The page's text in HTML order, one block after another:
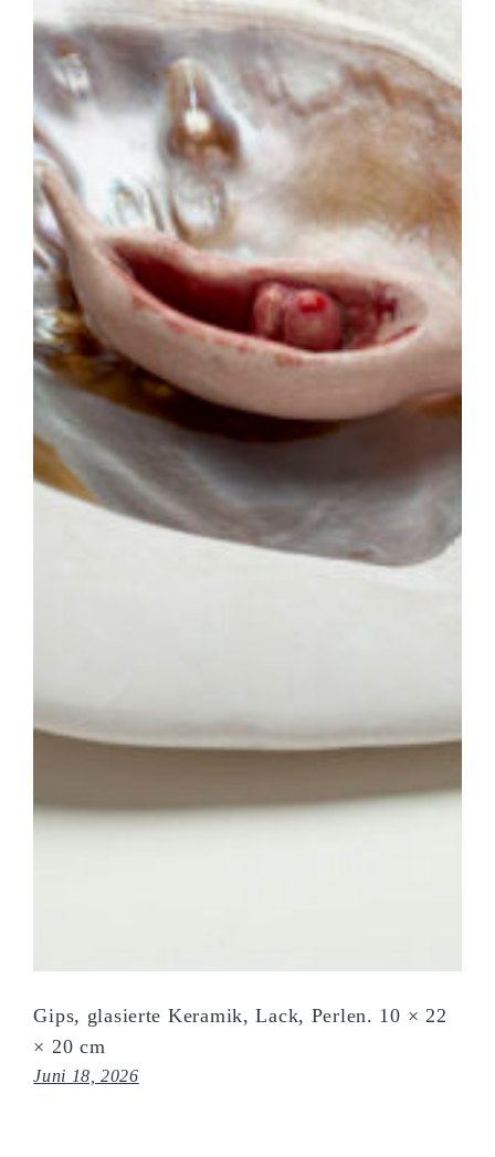
Gips, glasierte Keramik, Lack, Perlen. 10 × 22
× 20 cm
Juni 18, 2026